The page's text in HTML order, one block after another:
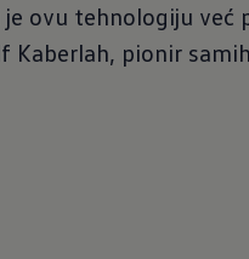
ovu tehnologiju već
Kaberlah, pionir